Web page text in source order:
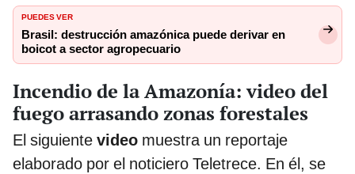
PUEDES VER
Brasil: destrucción amazónica puede derivar en
boicot a sector agropecuario
Incendio de la Amazonía: video del
fuego arrasando zonas forestales
El siguiente video muestra un reportaje
elaborado por el noticiero Teletrece. En él, se